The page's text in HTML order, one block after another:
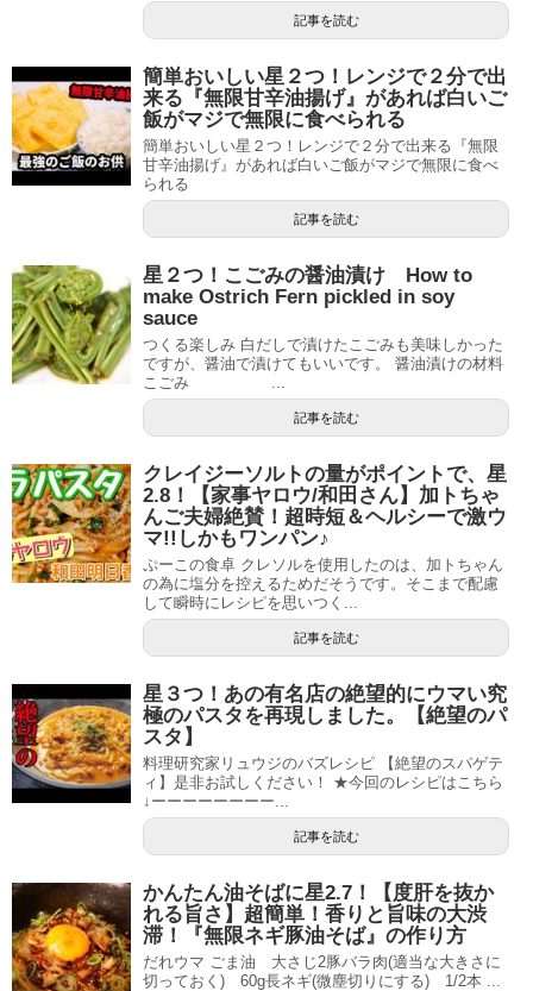
記事を読む
簡単おいしい星２つ！レンジで２分で出
来る『無限甘辛油揚げ』があれば白いご
飯がマジで無限に食べられる
簡単おいしい星２つ！レンジで２分で出来る『無限
甘辛油揚げ』があれば白いご飯がマジで無限に食べ
られる
記事を読む
星２つ！こごみの醤油漬け How to
make Ostrich Fern pickled in soy
sauce
つくる楽しみ 白だしで漬けたこごみも美味しかった
ですが、醤油で漬けてもいいです。 醤油漬けの材料
こごみ ...
記事を読む
クレイジーソルトの量がポイントで、星
2.8！【家事ヤロウ/和田さん】加トちゃ
んご夫婦絶賛！超時短＆ヘルシーで激ウ
マ!!しかもワンパン♪
ぷーこの食卓 クレソルを使用したのは、加トちゃん
の為に塩分を控えるためだそうです。そこまで配慮
して瞬時にレシピを思いつく...
記事を読む
星３つ！あの有名店の絶望的にウマい究
極のパスタを再現しました。【絶望のパ
スタ】
料理研究家リュウジのバズレシピ 【絶望のスパゲテ
ィ】是非お試しください！ ★今回のレシピはこちら
↓ーーーーーーーー...
記事を読む
かんたん油そばに星2.7！【度肝を抜か
れる旨さ】超簡単！香りと旨味の大渋
滞！『無限ネギ豚油そば』の作り方
だれウマ ごま油 大さじ2豚バラ肉(適当な大きさに
切っておく) 60g長ネギ(微塵切りにする) 1/2本 ...